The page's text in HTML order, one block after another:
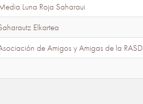
Luna Roja Saharaui
Elkartea
de Amigos y Amigas de la RASD